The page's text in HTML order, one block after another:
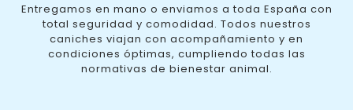
Entregamos en mano o enviamos a toda España con
total seguridad y comodidad. Todos nuestros
caniches viajan con acompañamiento y en
condiciones óptimas, cumpliendo todas las
normativas de bienestar animal.